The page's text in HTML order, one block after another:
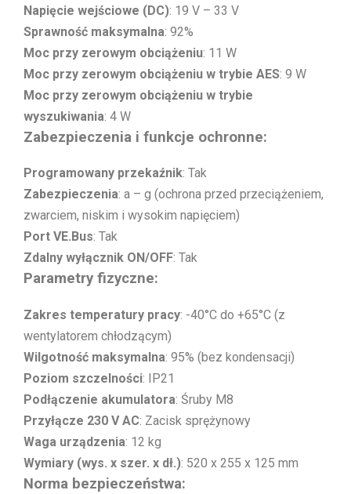
Napięcie wejściowe (DC): 19 V – 33 V
Sprawność maksymalna: 92%
Moc przy zerowym obciążeniu: 11 W
Moc przy zerowym obciążeniu w trybie AES: 9 W
Moc przy zerowym obciążeniu w trybie
wyszukiwania: 4 W
Zabezpieczenia i funkcje ochronne:
Programowany przekaźnik: Tak
Zabezpieczenia: a – g (ochrona przed przeciążeniem,
zwarciem, niskim i wysokim napięciem)
Port VE.Bus: Tak
Zdalny wyłącznik ON/OFF: Tak
Parametry fizyczne:
Zakres temperatury pracy: -40°C do +65°C (z
wentylatorem chłodzącym)
Wilgotność maksymalna: 95% (bez kondensacji)
Poziom szczelności: IP21
Podłączenie akumulatora: Śruby M8
Przyłącze 230 V AC: Zacisk sprężynowy
Waga urządzenia: 12 kg
Wymiary (wys. x szer. x dł.): 520 x 255 x 125 mm
Norma bezpieczeństwa: